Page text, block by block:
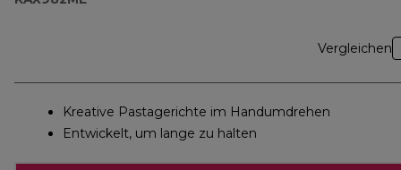
Vergleichen
Kreative Pastagerichte im Handumdrehen
Entwickelt, um lange zu halten